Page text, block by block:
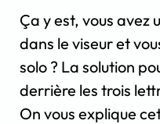
Ça y est, vous avez
dans le viseur et
solo ? La solution
derrière les trois
On vous explique